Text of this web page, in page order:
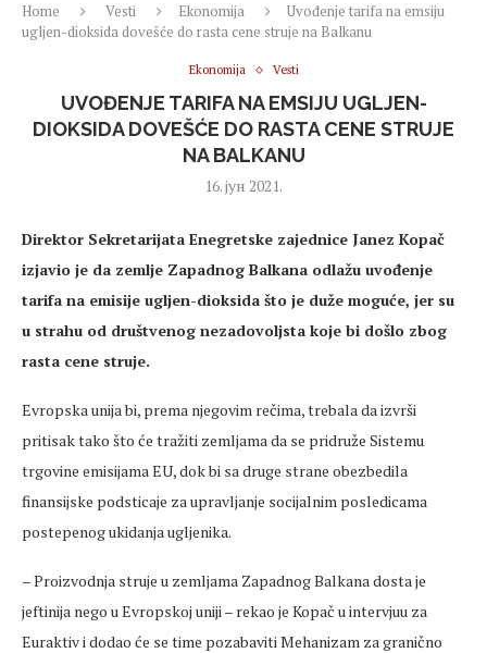
Home Vesti Ekonomija
Uvođenje tarifa na emsiju
ugljen-dioksida dovešće do rasta cene struje na Balkanu
Ekonomija Vesti
UVOĐENJE TARIFA NA EMSIJU UGLJEN-
DIOKSIDA DOVEŠĆE DO RASTA CENE STRUJE
NA BALKANU
16. јун 2021.
Direktor Sekretarijata Enegretske zajednice Janez Kopač
izjavio je da zemlje Zapadnog Balkana odlažu uvođenje
tarifa na emisije ugljen-dioksida što je duže moguće, jer su
u strahu od društvenog nezadovoljsta koje bi došlo zbog
rasta cene struje.
Evropska unija bi, prema njegovim rečima, trebala da izvrši
pritisak tako što će tražiti zemljama da se pridruže Sistemu
trgovine emisijama EU, dok bi sa druge strane obezbedila
finansijske podsticaje za upravljanje socijalnim posledicama
postepenog ukidanja ugljenika.
– Proizvodnja struje u zemljama Zapadnog Balkana dosta je
jeftinija nego u Evropskoj uniji – rekao je Kopač u intervjuu za
Euraktiv i dodao će se time pozabaviti Mehanizam za granično